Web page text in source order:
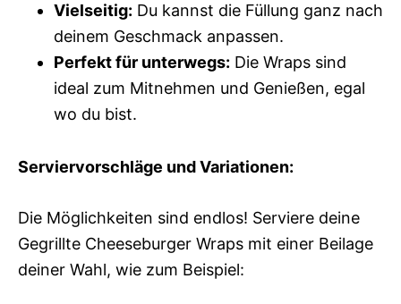
Vielseitig: Du kannst die Füllung ganz nach
deinem Geschmack anpassen.
Perfekt für unterwegs: Die Wraps sind
ideal zum Mitnehmen und Genießen, egal
wo du bist.
Serviervorschläge und Variationen:
Die Möglichkeiten sind endlos! Serviere deine
Gegrillte Cheeseburger Wraps mit einer Beilage
deiner Wahl, wie zum Beispiel: